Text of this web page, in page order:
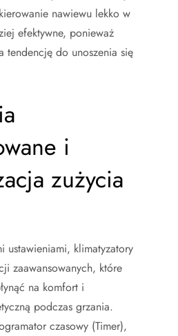
nawiewu lekko w
efektywne, ponieważ
tendencję do unoszenia się
i
zużycia
ustawieniami, klimatyzatory
zaawansowanych, które
na komfort i
podczas grzania.
czasowy (Timer),